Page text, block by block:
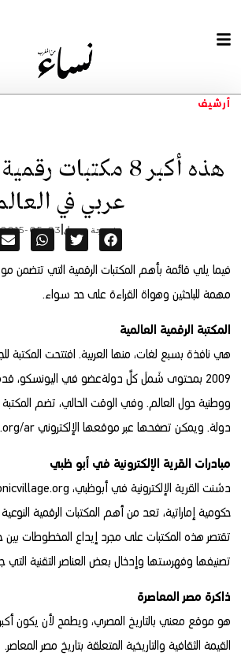
أرشيف
هذه أكبر 8
عربي في
خديجة سبيل 2015-05-03
فيما يلي قائمة بأهم المكتبات الرقمية التي تتضمن
مهمة للباحثين وهواة القراءة على حد سواء.
المكتبة الرقمية العالمية
هي نافذة بسبع لغات، منها العربية. افتتحت المكتبة
دولة. ويمكن تصفحها عبر موقعها الإلكتروني ar
مبادرات القرية الإلكترونية في أبو ظبي
دشنت القرية الإلكترونية في أبوظبي،
حكومية إماراتية، تعد من أهم المكتبات الرقمية
تقتصر هذه المكتبات على مجرد إيداع المخطوطات بين
تصنيفها وفهرستها وإدخال بعض العناصر التقنية التي
ذاكرة مصر المعاصرة
هو موقع معني بالتاريخ المصري، ويطمح لأن يكون
القيمة الثقافية والتاريخية المتعلقة بتاريخ مصر المعاصر.